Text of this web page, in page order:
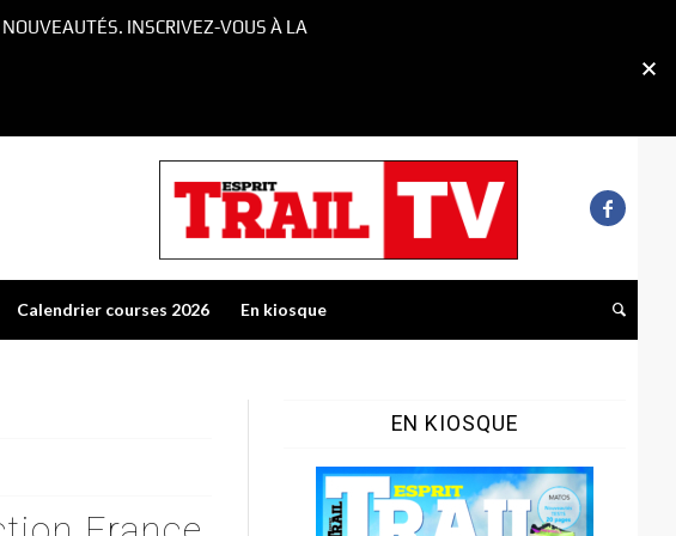
Calendrier courses 2026 En kiosque
EN KIOSQUE
INSCRIVEZ-VOUS À LA